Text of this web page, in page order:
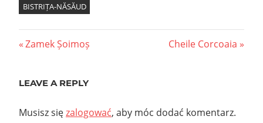
BISTRIȚA-NĂSĂUD
Nawigacja
Previous
Zamek Șoimoș
Next
Cheile Corcoaia
LEAVE A REPLY
Musisz sięzalogować, aby móc dodać komentarz.